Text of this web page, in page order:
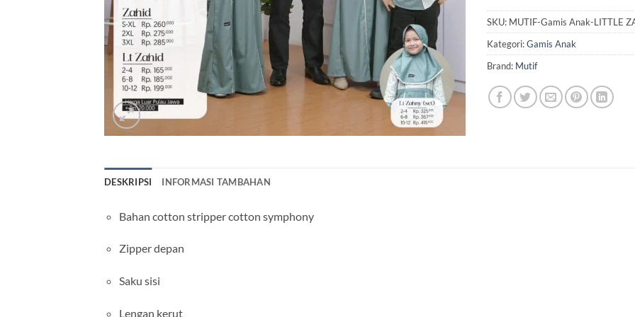
SKU: MUTIF-Gamis Anak-LITTLE
Kategori:Gamis Anak
Brand: Mutif
DESKRIPSI INFORMASI TAMBAHAN
Bahan cotton stripper cotton symphony
Zipper depan
Saku sisi
Lengan kerut